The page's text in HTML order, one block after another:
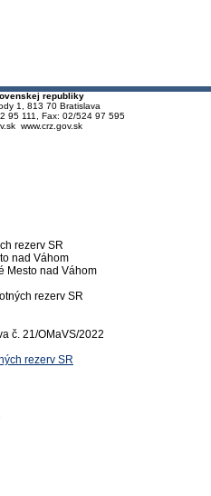
republiky
1, 813 70 Bratislava
95 111, Fax: 02/524 97 595
www.crz.gov.sk
rezerv SR
nad Váhom
Mesto nad Váhom
rezerv SR
č. 21/OMaVS/2022
rezerv SR